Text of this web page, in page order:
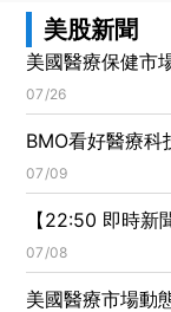
美股新聞
美國醫療保健市
稅、Novo
07/26
BMO看好醫療
Teleflex成為最佳
07/09
【22:50 即時
創高後拉回逾5%
性修正
07/08
美國醫療市場動